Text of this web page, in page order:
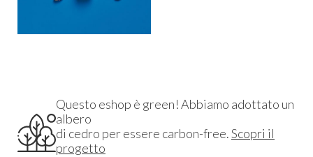
Questo eshop è green! Abbiamo adottato un
albero
di cedro per essere carbon-free.Scopri il
progetto